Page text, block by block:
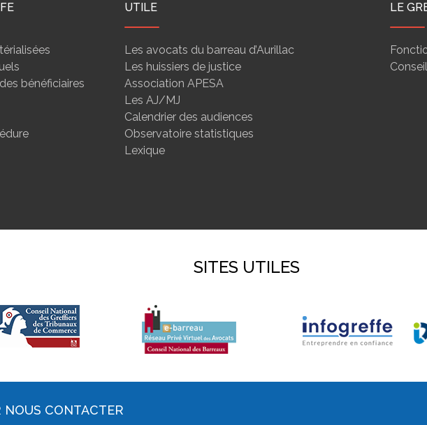
bénéficiaires
UTILE
Les avocats du barreau d’Aurillac
Les huissiers de justice
Association APESA
Les AJ/MJ
Calendrier des audiences
Observatoire statistiques
Lexique
LE
SITES UTILES
NOUS CONTACTER